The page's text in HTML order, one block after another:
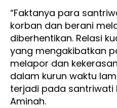
“Faktanya para
korban dan berani
diberhentikan. Relasi
yang mengakibatkan
melapor dan
dalam kurun waktu
terjadi pada santriwati
Aminah.